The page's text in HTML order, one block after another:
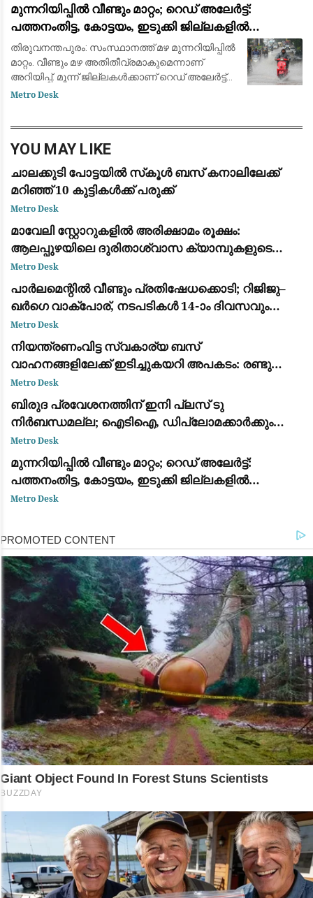
മറ്റു ഭാഷ കോ
മുന്നറിയിപ്പില്‍ വീണ്ടും മാറ്റം; റെഡ് അലേർട്ട്:
പത്തനംതിട്ട, കോട്ടയം, ഇടുക്കി ജില്ലകളില്‍
അതിതീവ്രമാകും
തിരുവനന്തപുരം: സംസ്ഥാനത്ത് മഴ മുന്നറിയിപ്പില്‍
മാറ്റം. വീണ്ടും മഴ അതിതീവ്രമാകുമെന്നാണ്
അറിയിപ്പ്. മൂന്ന് ജില്ലകള്‍ക്കാണ് റെഡ് അലേര്‍ട്ട്
നല്‍കിയിരിക്കുന്നത്. പത്തനംതിട്ട, കോട്ടയം, ഇടുക്കി
Metro Desk
YOU MAY LIKE
ചാലക്കുടി പോട്ടയില്‍ സ്‌കൂള്‍ ബസ് കനാലിലേക്ക്
മറിഞ്ഞ് 10 കുട്ടികള്‍ക്ക് പരുക്ക്
Metro Desk
മാവേലി സ്റ്റോറുകളിൽ അരിക്ഷാമം രൂക്ഷം:
ആലപ്പുഴയിലെ ദുരിതാശ്വാസ ക്യാമ്പുകളുടെ
പ്രവർത്തനം പ്രതിസന്ധിയിൽ
Metro Desk
പാർലമെന്റിൽ വീണ്ടും പ്രതിഷേധക്കൊടി; റിജിജു–
ഖർഗെ വാക്പോര്, നടപടികൾ 14-ാം ദിവസവും
സ്തംഭിച്ചു
Metro Desk
നിയന്ത്രണംവിട്ട സ്വകാര്യ ബസ്
വാഹനങ്ങളിലേക്ക് ഇടിച്ചുകയറി അപകടം: രണ്ടു
മരണം, എട്ട് പേർക്ക് പരിക്ക്
Metro Desk
ബിരുദ പ്രവേശനത്തിന് ഇനി പ്ലസ് ടു
നിർബന്ധമല്ല; ഐടിഐ, ഡിപ്ലോമക്കാർക്കും
അവസരം നൽകി ഉന്നത വിദ്യാഭ്യാസ വകുപ്പ്
ഉത്തരവിറക്കി
Metro Desk
മുന്നറിയിപ്പില്‍ വീണ്ടും മാറ്റം; റെഡ് അലേർട്ട്:
പത്തനംതിട്ട, കോട്ടയം, ഇടുക്കി ജില്ലകളില്‍
അതിതീവ്രമാകും
Metro Desk